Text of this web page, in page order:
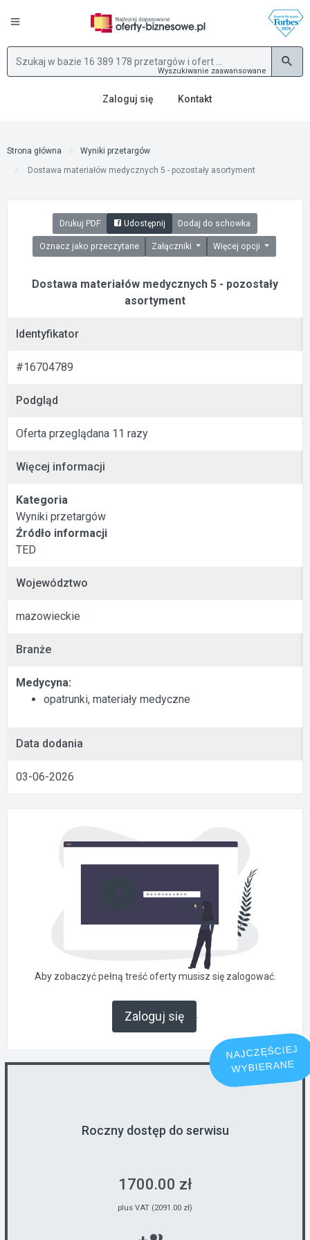
Wyszukiwanie zaawansowane
Zaloguj się Kontakt
Strona główna
Wyniki przetargów
Dostawa materiałów medycznych 5 - pozostały asortyment
Drukuj PDF Udostępnij Dodaj do schowka
Oznacz jako przeczytane Załączniki Więcej opcji
Dostawa materiałów medycznych 5 - pozostały
asortyment
Identyfikator
#16704789
Podgląd
Oferta przeglądana 11 razy
Więcej informacji
Kategoria
Wyniki przetargów
Źródło informacji
TED
Województwo
mazowieckie
Branże
Medycyna:
opatrunki, materiały medyczne
Data dodania
03-06-2026
Aby zobaczyć pełną treść oferty musisz się zalogować.
Zaloguj się .
NAJCZĘŚCIEJ
WYBIERANE
Roczny dostęp do serwisu
1700.00 zł
plus VAT (2091.00 zł)